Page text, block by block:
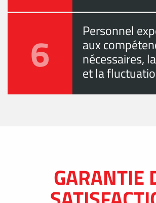
6 Personnel
aux
nécessaires,
et la
GARANTIE